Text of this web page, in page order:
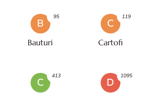
B
Bauturi
95
C
Cartofi
119
C
413
D
1095